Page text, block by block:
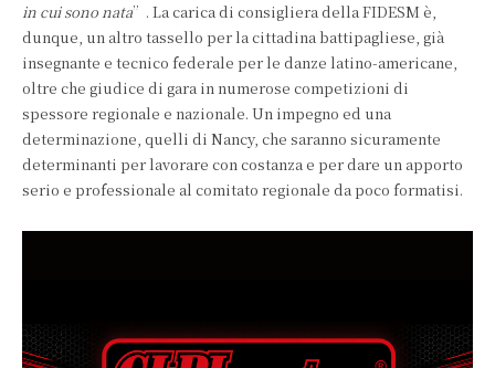
in cui sono nata”. La carica di consigliera della FIDESM è,
dunque, un altro tassello per la cittadina battipagliese, già
insegnante e tecnico federale per le danze latino-americane,
oltre che giudice di gara in numerose competizioni di
spessore regionale e nazionale. Un impegno ed una
determinazione, quelli di Nancy, che saranno sicuramente
determinanti per lavorare con costanza e per dare un apporto
serio e professionale al comitato regionale da poco formatisi.